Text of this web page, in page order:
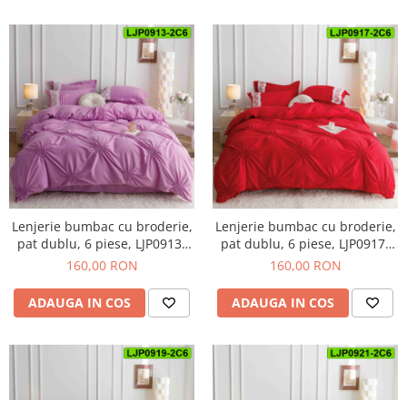
Lenjerie bumbac cu broderie,
pat dublu, 6 piese, LJP0913-
2C6
160,00 RON
ADAUGA IN COS
Lenjerie bumbac cu broderie,
pat dublu, 6 piese, LJP0917-
2C6
160,00 RON
ADAUGA IN COS